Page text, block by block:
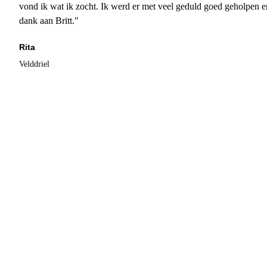
vond ik wat ik zocht. Ik werd er met veel geduld goed geholpen
dank aan Britt."
Rita
Velddriel